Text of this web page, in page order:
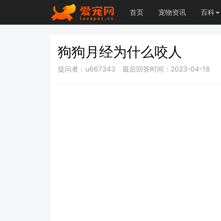
首页 宠物资讯 百科
狗狗月经为什么咬人
提问者：u667343 最后回答时间：2023-04-18